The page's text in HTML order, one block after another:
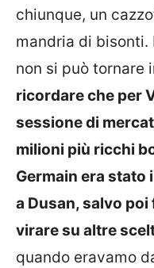
chiunque, un
mandria di bisonti.
non si può tornare
ricordare che per
sessione di
milioni più ricchi
Germain era stato
a Dusan, salvo
virare su altre
quando eravamo